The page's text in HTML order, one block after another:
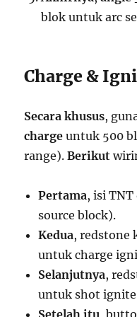
blok untuk arc
Charge &
Secara khusus,
charge untuk 500
range).Berikut
Pertama, isi
source block).
Kedua, redstone
untuk charge
Selanjutnya,
untuk shot
Setelah itu ,